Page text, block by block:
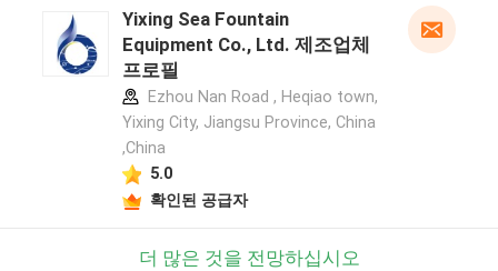
Yixing Sea Fountain
Equipment Co., Ltd. 제조업체
프로필
Ezhou Nan Road , Heqiao town,
Yixing City, Jiangsu Province, China
,China
5.0
확인된 공급자
더 많은 것을 전망하십시오